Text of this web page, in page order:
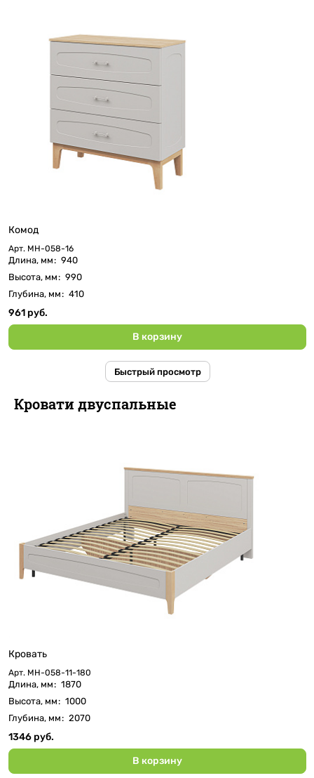
Комод
Арт. МН-058-16
Длина, мм: 940
Высота, мм: 990
Глубина, мм: 410
961 руб.
В корзину
Быстрый просмотр
Кровати двуспальные
Кровать
Арт. МН-058-11-180
Длина, мм: 1870
Высота, мм: 1000
Глубина, мм: 2070
1346 руб.
В корзину